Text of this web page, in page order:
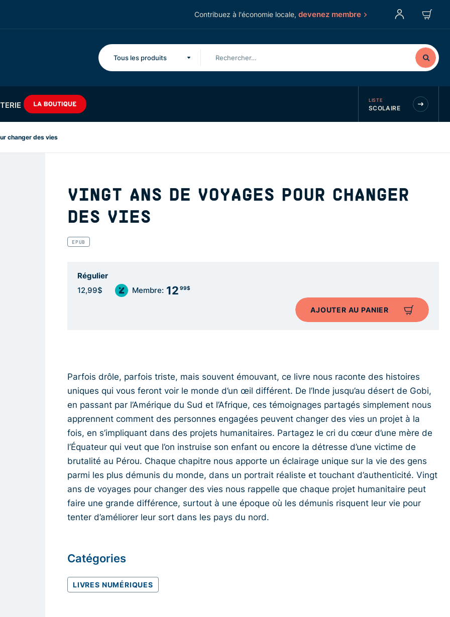
Contribuez à l'économie locale, devenez membre
Tous les produits
LISTE
SCOLAIRE
changer des vies
VINGT ANS DE VOYAGES POUR CHANGER
DES VIES
EPUB
Régulier
12,99$ Membre: 12 99$
AJOUTER AU PANIER
Parfois drôle, parfois triste, mais souvent émouvant, ce livre nous raconte des histoires
uniques qui vous feront voir le monde d’un œil différent. De l’Inde jusqu’au désert de Gobi,
en passant par l’Amérique du Sud et l’Afrique, ces témoignages partagés simplement nous
apprennent comment des personnes engagées peuvent changer des vies un projet à la
fois, en s’impliquant dans des projets humanitaires. Partagez le cri du cœur d’une mère de
l’Équateur qui veut que l’on instruise son enfant ou encore la détresse d’une victime de
brutalité au Pérou. Chaque chapitre nous apporte un éclairage unique sur la vie des gens
parmi les plus démunis du monde, dans un portrait réaliste et touchant d’authenticité. Vingt
ans de voyages pour changer des vies nous rappelle que chaque projet humanitaire peut
faire une grande différence, surtout à une époque où les démunis risquent leur vie pour
tenter d’améliorer leur sort dans les pays du nord.
Catégories
LIVRES NUMÉRIQUES